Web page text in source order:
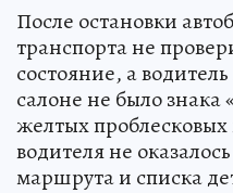
После остановки
транспорта не
состояние, а
салоне не было знака
желтых
водителя не
маршрута и списка